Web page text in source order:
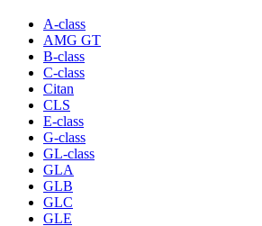
A-class
AMG GT
B-class
C-class
Citan
CLS
E-class
G-class
GL-class
GLA
GLB
GLC
GLE